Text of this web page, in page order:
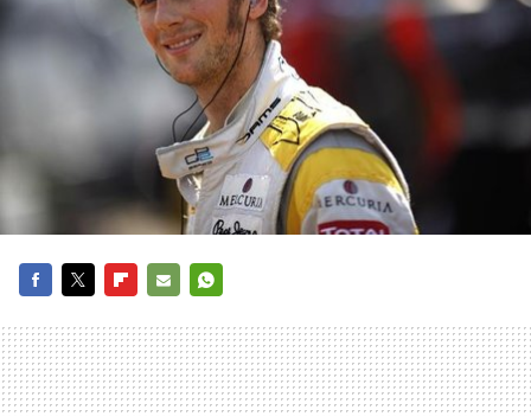
MAIL